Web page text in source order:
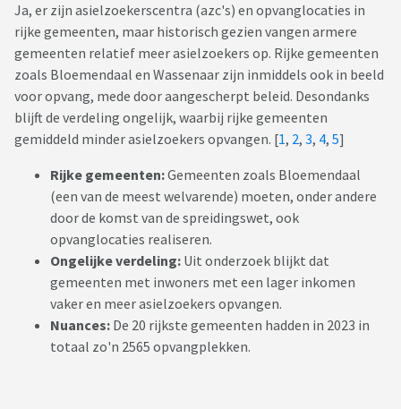
Ja, er zijn asielzoekerscentra (azc's) en opvanglocaties in
rijke gemeenten, maar historisch gezien vangen armere
gemeenten relatief meer asielzoekers op. Rijke gemeenten
zoals Bloemendaal en Wassenaar zijn inmiddels ook in beeld
voor opvang, mede door aangescherpt beleid. Desondanks
blijft de verdeling ongelijk, waarbij rijke gemeenten
gemiddeld minder asielzoekers opvangen. [1, 2, 3, 4, 5]
Rijke gemeenten:Gemeenten zoals Bloemendaal
(een van de meest welvarende) moeten, onder andere
door de komst van de spreidingswet, ook
opvanglocaties realiseren.
Ongelijke verdeling: Uit onderzoek blijkt dat
gemeenten met inwoners met een lager inkomen
vaker en meer asielzoekers opvangen.
Nuances: De 20 rijkste gemeenten hadden in 2023 in
totaal zo'n 2565 opvangplekken.